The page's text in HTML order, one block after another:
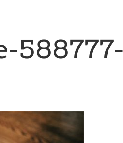
588777-